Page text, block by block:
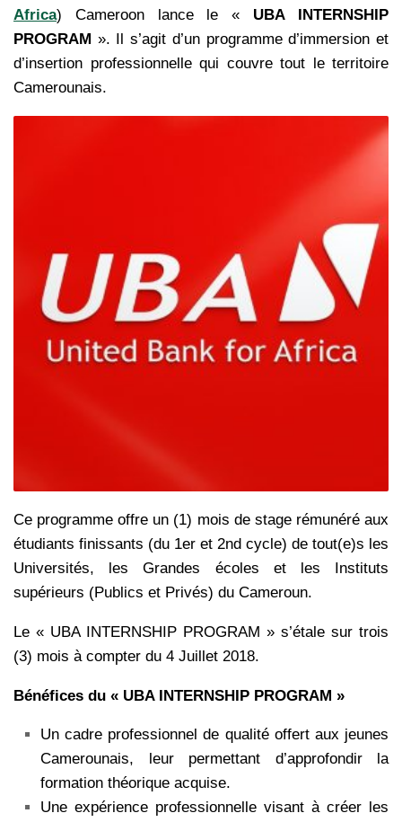
Africa) Cameroon lance le « UBA INTERNSHIP
PROGRAM ». Il s’agit d’un programme d’immersion et
d’insertion professionnelle qui couvre tout le territoire
Camerounais.
Ce programme offre un (1) mois de stage rémunéré aux
étudiants finissants (du 1er et 2nd cycle) de tout(e)s les
Universités, les Grandes écoles et les Instituts
supérieurs (Publics et Privés) du Cameroun.
Le « UBA INTERNSHIP PROGRAM » s’étale sur trois
(3) mois à compter du 4 Juillet 2018.
Bénéfices du « UBA INTERNSHIP PROGRAM »
Un cadre professionnel de qualité offert aux jeunes
Camerounais, leur permettant d’approfondir la
formation théorique acquise.
Une expérience professionnelle visant à créer les